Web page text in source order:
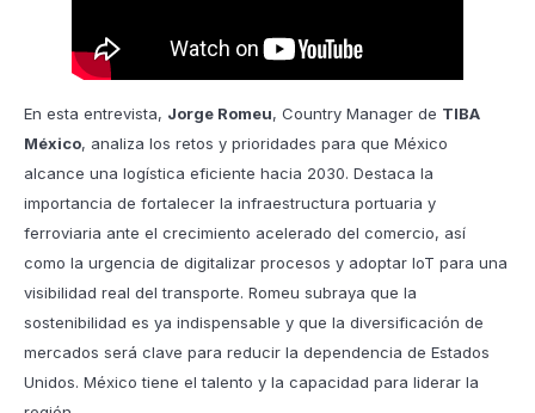
En esta entrevista, Jorge Romeu, Country Manager de TIBA
México, analiza los retos y prioridades para que México
alcance una logística eficiente hacia 2030. Destaca la
importancia de fortalecer la infraestructura portuaria y
ferroviaria ante el crecimiento acelerado del comercio, así
como la urgencia de digitalizar procesos y adoptar IoT para una
visibilidad real del transporte. Romeu subraya que la
sostenibilidad es ya indispensable y que la diversificación de
mercados será clave para reducir la dependencia de Estados
Unidos. México tiene el talento y la capacidad para liderar la